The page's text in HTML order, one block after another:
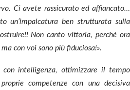
Ci avete rassicurato ed affiancato…
un’impalcatura ben strutturata sulla
Non canto vittoria, perché ora
con voi sono più fiduciosa!».
con intelligenza, ottimizzare il tempo
competenze con una decisiva